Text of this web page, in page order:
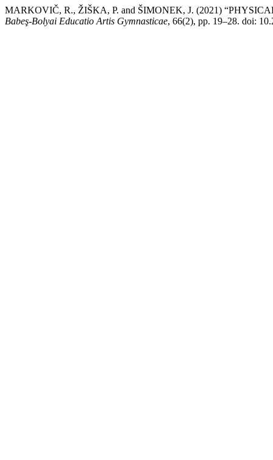
MARKOVIČ, R., ŽIŠKA, P. and ŠIMONEK, J. (2021)
Babeş-Bolyai Educatio Artis Gymnasticae, 66(2), pp. 19–28. doi: